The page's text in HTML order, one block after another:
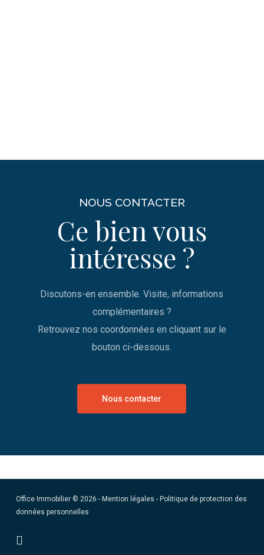
NOUS CONTACTER
Ce bien vous
intéresse ?
Discutons-en ensemble. Visite, informations
complémentaires ?
Retrouvez nos coordonnées en cliquant sur le
bouton ci-dessous.
Nous contacter
Office Immobilier © 2026 - Mention légales - Politique de protection des
données personnelles
facebook